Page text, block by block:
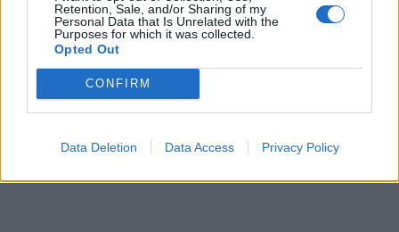
Retention, Sale, and/or Sharing of my
Personal Data that Is Unrelated with the
Purposes for which it was collected.
Opted Out
CONFIRM
Data Deletion Data Access Privacy Policy
επόμενη της κατάθεσης ερώτησης από μέρους
του, ενώ ζήτησε να μάθει ποιο ευθύνονται, ποια
ιδιότητα έχουν και αν τιμωρήθηκαν για την
πράξη τους αυτή.